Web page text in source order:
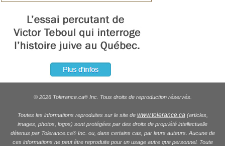
© 2026 Tolerance.ca®Inc. Tous droits de reproduction réservés.
Toutes les informations reproduites sur le site de www.tolerance.ca (articles,
images, photos, logos) sont protégées par des droits de propriété intellectuelle
détenus par Tolerance.ca®Inc. ou, dans certains cas, par leurs auteurs. Aucune de
ces informations ne peut être reproduite pour un usage autre que personnel. Toute